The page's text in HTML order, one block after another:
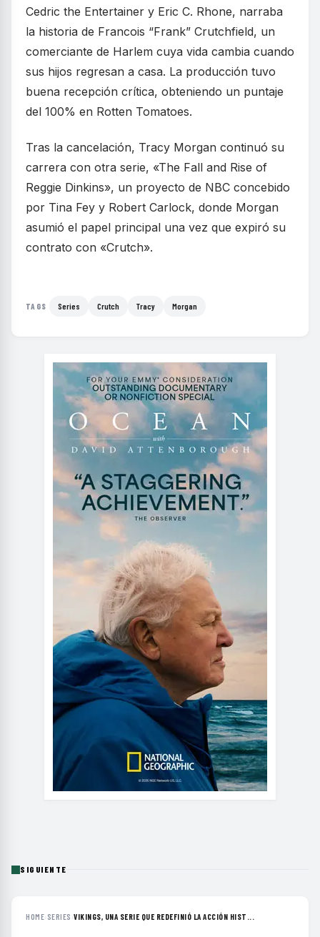
Cedric the Entertainer y Eric C. Rhone, narraba
la historia de Francois “Frank” Crutchfield, un
comerciante de Harlem cuya vida cambia cuando
sus hijos regresan a casa. La producción tuvo
buena recepción crítica, obteniendo un puntaje
del 100% en Rotten Tomatoes.
Tras la cancelación, Tracy Morgan continuó su
carrera con otra serie, «The Fall and Rise of
Reggie Dinkins», un proyecto de NBC concebido
por Tina Fey y Robert Carlock, donde Morgan
asumió el papel principal una vez que expiró su
contrato con «Crutch».
TAGS Series Crutch Tracy Morgan
SIGUIENTE
HOME› SERIES ›VIKINGS, UNA SERIE QUE REDEFINIÓ LA ACCIÓN HIST...